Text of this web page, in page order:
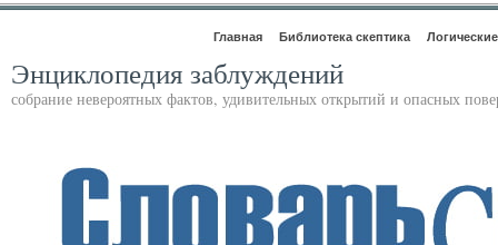
Главная Библиотека скептика
Энциклопедия заблуждений
собрание невероятных фактов, удивительных открытий и опасных